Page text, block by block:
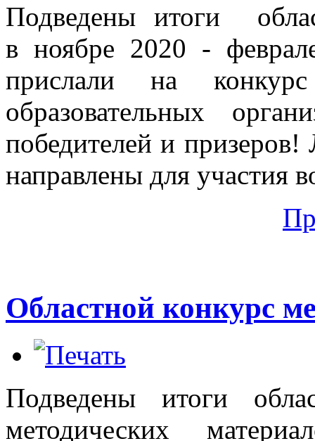
Подведены итоги
в ноябре 2020 -
прислали на конкурс
образовательных
победителей и
направлены для участия
Областной конкурс
Подведены итоги
методических